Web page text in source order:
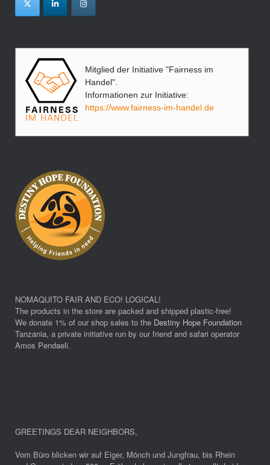
Mitglied der Initiative "Fairness im
Handel".
Informationen zur Initiative:
https://www.fairness-im-handel.de
NOMAQUITO FAIR AND ECO! LOGICAL!
The products in the store are packed and shipped plastic-free!
We donate 1% of our shop sales to the Destiny Hope Foundation
Tanzania, a private initiative run by our friend and safari operator
Amos Pendaeli.
GREETINGS DEAR NEIGHBORS,
Vom Büro blicken wir auf Eiger, Mönch und Jungfrau, bis Rhein